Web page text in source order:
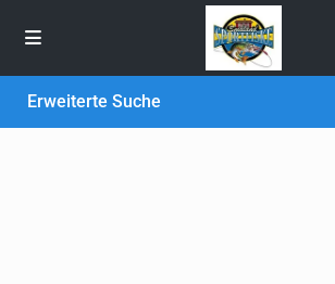
Erweiterte Suche